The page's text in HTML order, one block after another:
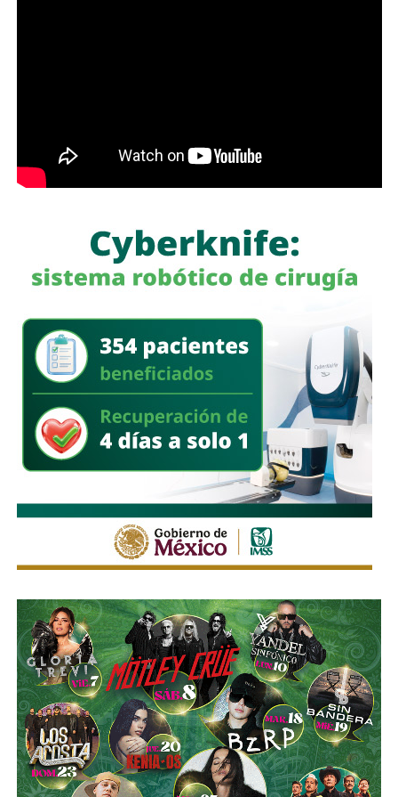
insumos incluidos, lo que beneficiará principalmente a
madres y padres de familia, personas adultas mayores y
comunitarios en favor del bienestar social.